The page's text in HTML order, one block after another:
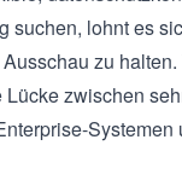
suchen, lohnt es
zu halten.
zwischen
Systemen